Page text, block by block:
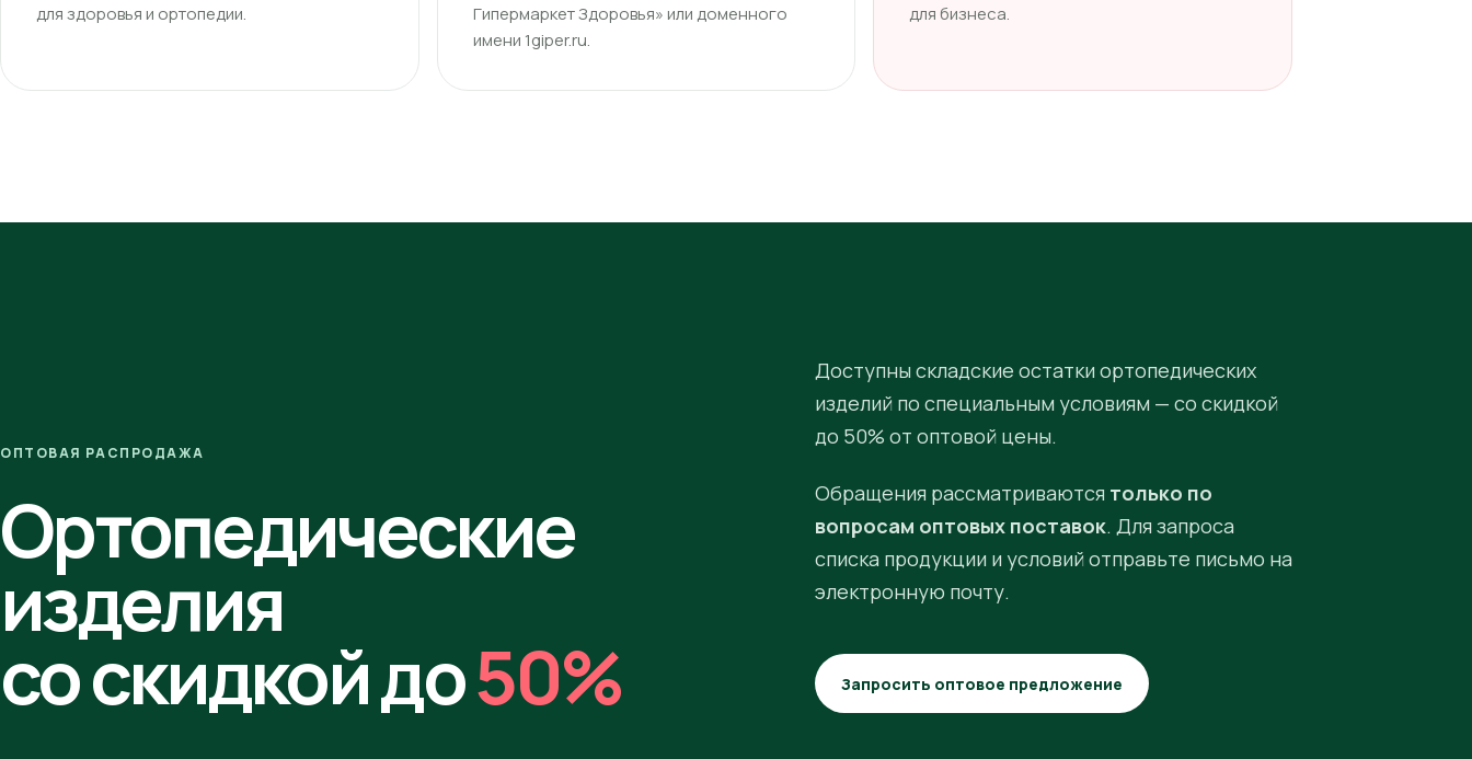
для здоровья и ортопедии.
Гипермаркет Здоровья» или доменного
имени 1giper.ru.
для бизнеса.
ОПТОВАЯ РАСПРОДАЖА
Ортопедические
изделия
со скидкой до50%
Доступны складские остатки ортопедических
изделий по специальным условиям — со скидкой
до 50% от оптовой цены.
Обращения рассматриваются только по
вопросам оптовых поставок. Для запроса
списка продукции и условий отправьте письмо на
электронную почту.
Запросить оптовое предложение